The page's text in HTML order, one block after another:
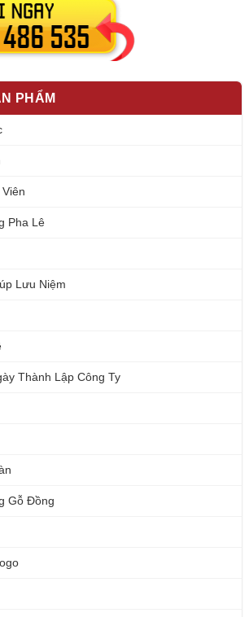
PHẨM
Pha Lê
Lưu Niệm
Thành Lập Công Ty
Gỗ Đồng